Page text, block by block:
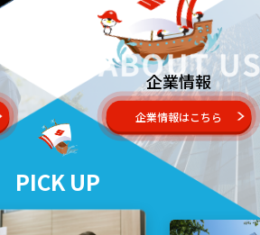
企業情報
企業情報はこちら
PICK UP